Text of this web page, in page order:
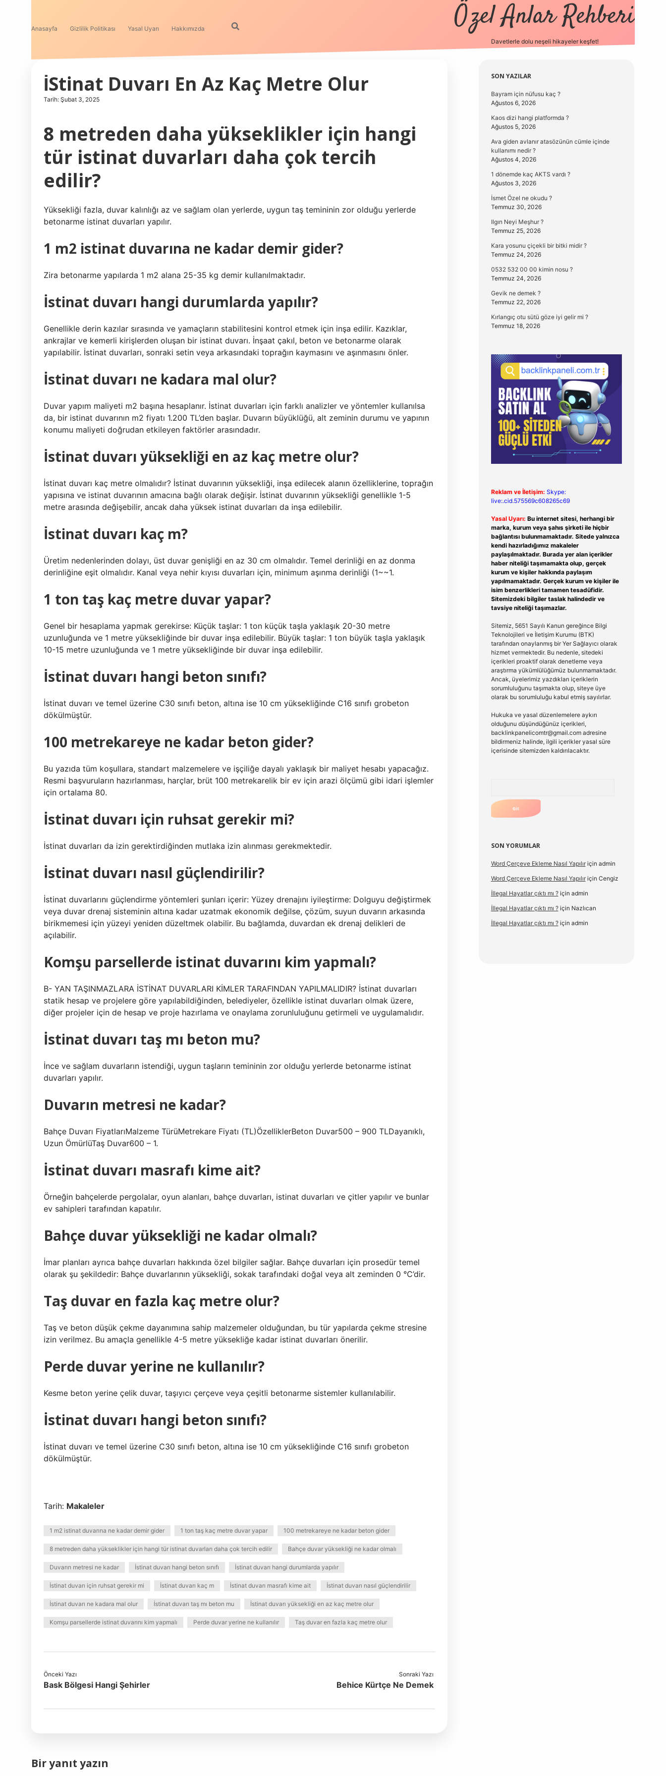
Anasayfa Gizlilik Politikası Yasal Uyarı Hakkımızda Özel Anlar Rehberi
Davetlerle dolu neşeli hikayeler keşfet!
İStinat Duvarı En Az Kaç Metre Olur
Tarih: Şubat 3, 2025
8 metreden daha yükseklikler için hangi
tür istinat duvarları daha çok tercih
edilir?
Yüksekliği fazla, duvar kalınlığı az ve sağlam olan yerlerde, uygun taş temininin zor olduğu yerlerde
betonarme istinat duvarları yapılır.
1 m2 istinat duvarına ne kadar demir gider?
Zira betonarme yapılarda 1 m2 alana 25-35 kg demir kullanılmaktadır.
İstinat duvarı hangi durumlarda yapılır?
Genellikle derin kazılar sırasında ve yamaçların stabilitesini kontrol etmek için inşa edilir. Kazıklar,
ankrajlar ve kemerli kirişlerden oluşan bir istinat duvarı. İnşaat çakıl, beton ve betonarme olarak
yapılabilir. İstinat duvarları, sonraki setin veya arkasındaki toprağın kaymasını ve aşınmasını önler.
İstinat duvarı ne kadara mal olur?
Duvar yapım maliyeti m2 başına hesaplanır. İstinat duvarları için farklı analizler ve yöntemler kullanılsa
da, bir istinat duvarının m2 fiyatı 1.200 TL’den başlar. Duvarın büyüklüğü, alt zeminin durumu ve yapının
konumu maliyeti doğrudan etkileyen faktörler arasındadır.
İstinat duvarı yüksekliği en az kaç metre olur?
İstinat duvarı kaç metre olmalıdır? İstinat duvarının yüksekliği, inşa edilecek alanın özelliklerine, toprağın
yapısına ve istinat duvarının amacına bağlı olarak değişir. İstinat duvarının yüksekliği genellikle 1-5
metre arasında değişebilir, ancak daha yüksek istinat duvarları da inşa edilebilir.
İstinat duvarı kaç m?
Üretim nedenlerinden dolayı, üst duvar genişliği en az 30 cm olmalıdır. Temel derinliği en az donma
derinliğine eşit olmalıdır. Kanal veya nehir kıyısı duvarları için, minimum aşınma derinliği (1~~1.
1 ton taş kaç metre duvar yapar?
Genel bir hesaplama yapmak gerekirse: Küçük taşlar: 1 ton küçük taşla yaklaşık 20-30 metre
uzunluğunda ve 1 metre yüksekliğinde bir duvar inşa edilebilir. Büyük taşlar: 1 ton büyük taşla yaklaşık
10-15 metre uzunluğunda ve 1 metre yüksekliğinde bir duvar inşa edilebilir.
İstinat duvarı hangi beton sınıfı?
İstinat duvarı ve temel üzerine C30 sınıfı beton, altına ise 10 cm yüksekliğinde C16 sınıfı grobeton
dökülmüştür.
100 metrekareye ne kadar beton gider?
Bu yazıda tüm koşullara, standart malzemelere ve işçiliğe dayalı yaklaşık bir maliyet hesabı yapacağız.
Resmi başvuruların hazırlanması, harçlar, brüt 100 metrekarelik bir ev için arazi ölçümü gibi idari işlemler
için ortalama 80.
İstinat duvarı için ruhsat gerekir mi?
İstinat duvarları da izin gerektirdiğinden mutlaka izin alınması gerekmektedir.
İstinat duvarı nasıl güçlendirilir?
İstinat duvarlarını güçlendirme yöntemleri şunları içerir: Yüzey drenajını iyileştirme: Dolguyu değiştirmek
veya duvar drenaj sisteminin altına kadar uzatmak ekonomik değilse, çözüm, suyun duvarın arkasında
birikmemesi için yüzeyi yeniden düzeltmek olabilir. Bu bağlamda, duvardan ek drenaj delikleri de
açılabilir.
Komşu parsellerde istinat duvarını kim yapmalı?
B- YAN TAŞINMAZLARA İSTİNAT DUVARLARI KİMLER TARAFINDAN YAPILMALIDIR? İstinat duvarları
statik hesap ve projelere göre yapılabildiğinden, belediyeler, özellikle istinat duvarları olmak üzere,
diğer projeler için de hesap ve proje hazırlama ve onaylama zorunluluğunu getirmeli ve uygulamalıdır.
İstinat duvarı taş mı beton mu?
İnce ve sağlam duvarların istendiği, uygun taşların temininin zor olduğu yerlerde betonarme istinat
duvarları yapılır.
Duvarın metresi ne kadar?
Bahçe Duvarı FiyatlarıMalzeme TürüMetrekare Fiyatı (TL)ÖzelliklerBeton Duvar500 – 900 TLDayanıklı,
Uzun ÖmürlüTaş Duvar600 – 1.
İstinat duvarı masrafı kime ait?
Örneğin bahçelerde pergolalar, oyun alanları, bahçe duvarları, istinat duvarları ve çitler yapılır ve bunlar
ev sahipleri tarafından kapatılır.
Bahçe duvar yüksekliği ne kadar olmalı?
İmar planları ayrıca bahçe duvarları hakkında özel bilgiler sağlar. Bahçe duvarları için prosedür temel
olarak şu şekildedir: Bahçe duvarlarının yüksekliği, sokak tarafındaki doğal veya alt zeminden 0 °C’dir.
Taş duvar en fazla kaç metre olur?
Taş ve beton düşük çekme dayanımına sahip malzemeler olduğundan, bu tür yapılarda çekme stresine
izin verilmez. Bu amaçla genellikle 4-5 metre yüksekliğe kadar istinat duvarları önerilir.
Perde duvar yerine ne kullanılır?
Kesme beton yerine çelik duvar, taşıyıcı çerçeve veya çeşitli betonarme sistemler kullanılabilir.
İstinat duvarı hangi beton sınıfı?
İstinat duvarı ve temel üzerine C30 sınıfı beton, altına ise 10 cm yüksekliğinde C16 sınıfı grobeton
dökülmüştür.
Tarih: Makaleler
1 m2 istinat duvarına ne kadar demir gider 1 ton taş kaç metre duvar yapar 100 metrekareye ne kadar beton gider
8 metreden daha yükseklikler için hangi tür istinat duvarları daha çok tercih edilir Bahçe duvar yüksekliği ne kadar olmalı
Duvarın metresi ne kadar İstinat duvarı hangi beton sınıfı İstinat duvarı hangi durumlarda yapılır
İstinat duvarı için ruhsat gerekir mi İstinat duvarı kaç m İstinat duvarı masrafı kime ait İstinat duvarı nasıl güçlendirilir
İstinat duvarı ne kadara mal olur İstinat duvarı taş mı beton mu İstinat duvarı yüksekliği en az kaç metre olur
Komşu parsellerde istinat duvarını kim yapmalı Perde duvar yerine ne kullanılır Taş duvar en fazla kaç metre olur
Önceki Yazı
Bask Bölgesi Hangi Şehirler
Sonraki Yazı
Behice Kürtçe Ne Demek
Bir yanıt yazın
Sidebar
SON YAZILAR
Bayram için nüfusu kaç ?
Ağustos 6, 2026
Kaos dizi hangi platformda ?
Ağustos 5, 2026
Ava giden avlanır atasözünün cümle içinde
kullanımı nedir ?
Ağustos 4, 2026
1 dönemde kaç AKTS vardı ?
Ağustos 3, 2026
İsmet Özel ne okudu ?
Temmuz 30, 2026
Ilgın Neyi Meşhur ?
Temmuz 25, 2026
Kara yosunu çiçekli bir bitki midir ?
Temmuz 24, 2026
0532 532 00 00 kimin nosu ?
Temmuz 24, 2026
Gevik ne demek ?
Temmuz 22, 2026
Kırlangıç otu sütü göze iyi gelir mi ?
Temmuz 18, 2026
Reklam ve İletişim: Skype:
live:.cid.575569c608265c69
Yasal Uyarı: Bu internet sitesi, herhangi bir
marka, kurum veya şahıs şirketi ile hiçbir
bağlantısı bulunmamaktadır. Sitede yalnızca
kendi hazırladığımız makaleler
paylaşılmaktadır. Burada yer alan içerikler
haber niteliği taşımamakta olup, gerçek
kurum ve kişiler hakkında paylaşım
yapılmamaktadır. Gerçek kurum ve kişiler ile
isim benzerlikleri tamamen tesadüfidir.
Sitemizdeki bilgiler taslak halindedir ve
tavsiye niteliği taşımazlar.
Sitemiz, 5651 Sayılı Kanun gereğince Bilgi
Teknolojileri ve İletişim Kurumu (BTK)
tarafından onaylanmış bir Yer Sağlayıcı olarak
hizmet vermektedir. Bu nedenle, sitedeki
içerikleri proaktif olarak denetleme veya
araştırma yükümlülüğümüz bulunmamaktadır.
Ancak, üyelerimiz yazdıkları içeriklerin
sorumluluğunu taşımakta olup, siteye üye
olarak bu sorumluluğu kabul etmiş sayılırlar.
Hukuka ve yasal düzenlemelere aykırı
olduğunu düşündüğünüz içerikleri,
backlinkpanelicomtr@gmail.comadresine
bildirmeniz halinde, ilgili içerikler yasal süre
içerisinde sitemizden kaldırılacaktır.
SON YORUMLAR
Word Çerçeve Ekleme Nasıl Yapılıriçin admin
Word Çerçeve Ekleme Nasıl Yapılıriçin Cengiz
İllegal Hayatlar çıktı mı ?için admin
İllegal Hayatlar çıktı mı ?için Nazlıcan
İllegal Hayatlar çıktı mı ?için admin